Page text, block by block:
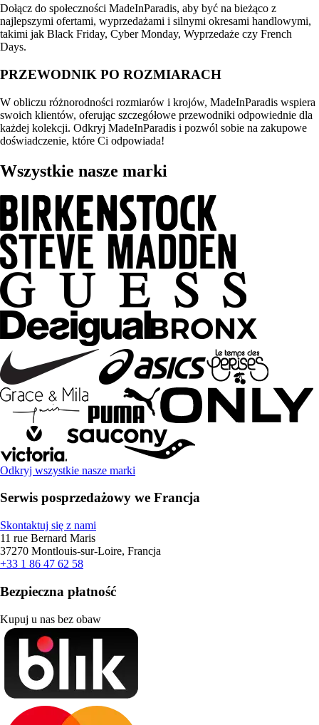
Dołącz do społeczności MadeInParadis, aby być na bieżąco z
najlepszymi ofertami, wyprzedażami i silnymi okresami handlowymi,
takimi jak Black Friday, Cyber Monday, Wyprzedaże czy French
Days.
PRZEWODNIK PO ROZMIARACH
W obliczu różnorodności rozmiarów i krojów, MadeInParadis wspiera
swoich klientów, oferując szczegółowe przewodniki odpowiednie dla
każdej kolekcji. Odkryj MadeInParadis i pozwól sobie na zakupowe
doświadczenie, które Ci odpowiada!
Wszystkie nasze marki
Odkryj wszystkie nasze marki
Serwis posprzedażowy we Francja
Skontaktuj się z nami
11 rue Bernard Maris
37270 Montlouis-sur-Loire, Francja
+33 1 86 47 62 58
Bezpieczna płatność
Kupuj u nas bez obaw